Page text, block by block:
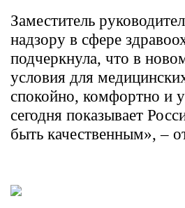
Заместитель
надзору в сфере
подчеркнула, что в
условия для
спокойно, комфортно и
сегодня показывает
быть качественным», –